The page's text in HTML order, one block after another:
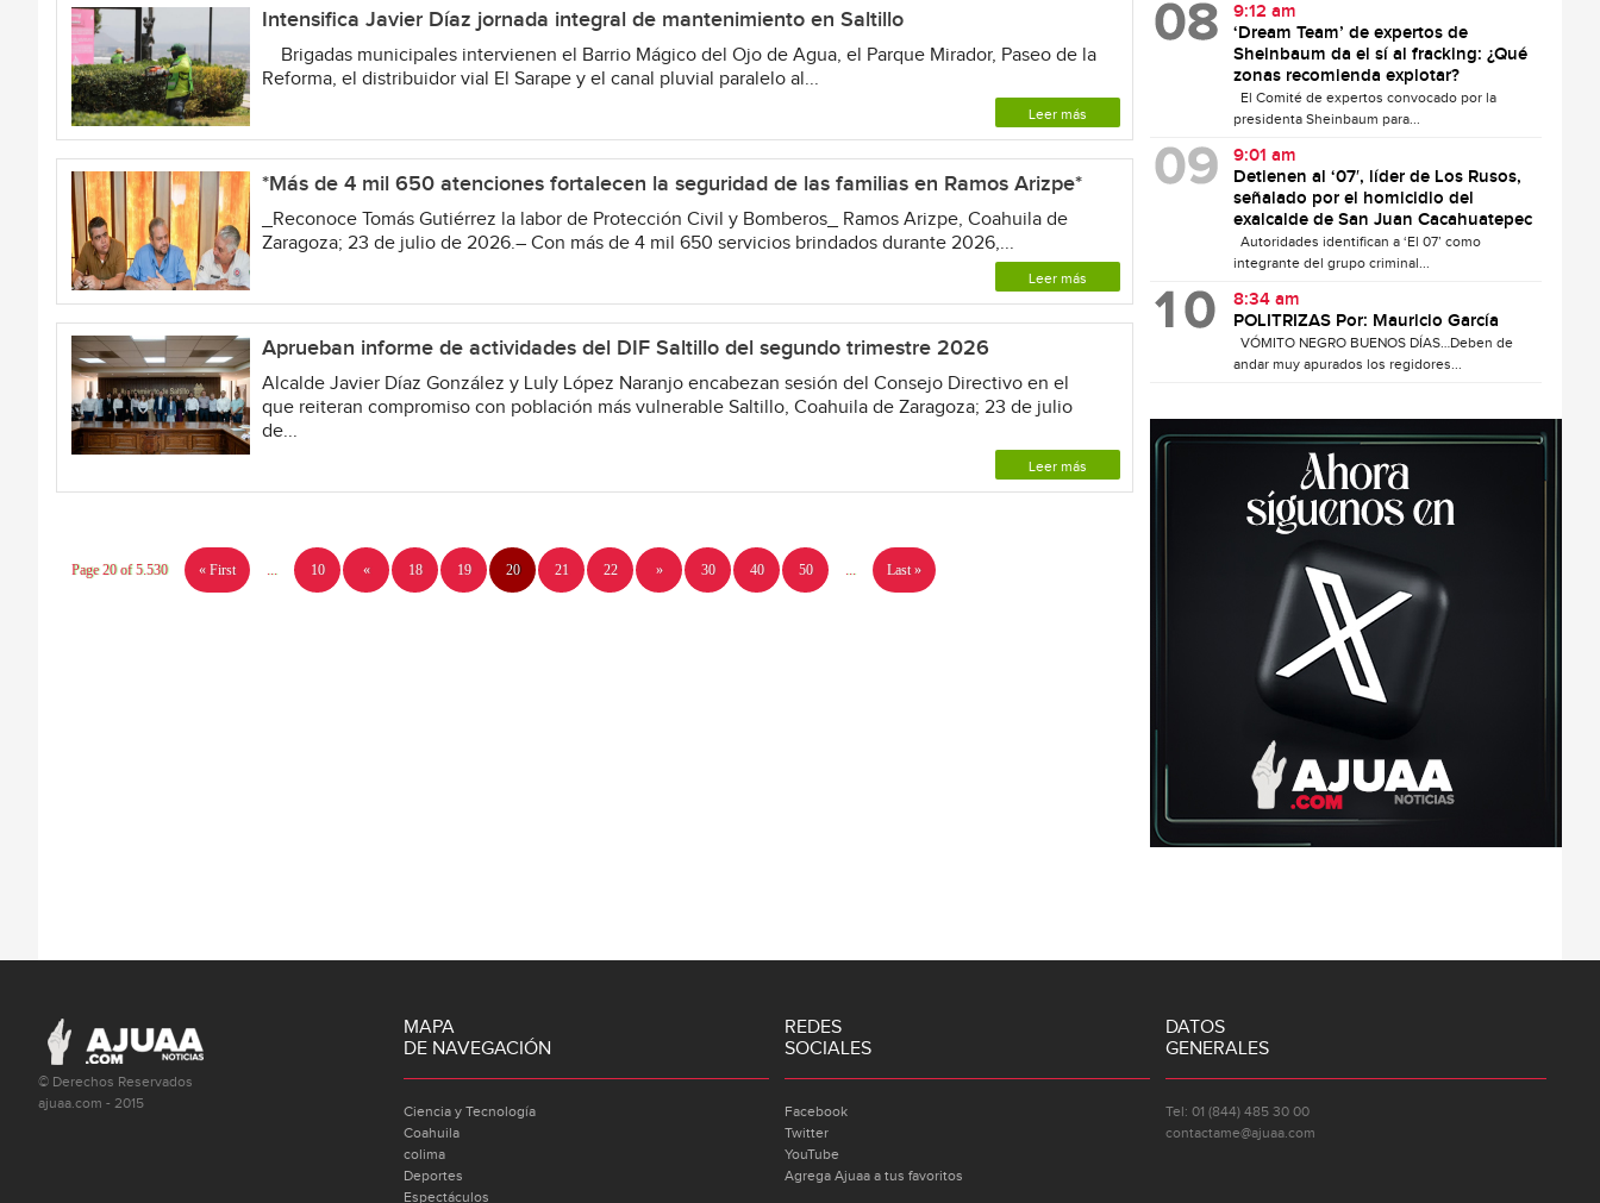
Intensifica Javier Díaz jornada integral de mantenimiento en Saltillo
Brigadas municipales intervienen el Barrio Mágico del Ojo de Agua, el Parque Mirador, Paseo de la
Reforma, el distribuidor vial El Sarape y el canal pluvial paralelo al...
Leer más
*Más de 4 mil 650 atenciones fortalecen la seguridad de las familias en Ramos Arizpe*
_Reconoce Tomás Gutiérrez la labor de Protección Civil y Bomberos_ Ramos Arizpe, Coahuila de
Zaragoza; 23 de julio de 2026.– Con más de 4 mil 650 servicios brindados durante 2026,...
Leer más
Aprueban informe de actividades del DIF Saltillo del segundo trimestre 2026
Alcalde Javier Díaz González y Luly López Naranjo encabezan sesión del Consejo Directivo en el
que reiteran compromiso con población más vulnerable Saltillo, Coahuila de Zaragoza; 23 de julio
de...
Leer más
Page 20 of 5.530 « First ... 10 « 18 19 20 21 22 » 30 40 50 ... Last »
9:12 am
‘Dream Team’ de expertos de
Sheinbaum da el sí al fracking: ¿Qué
zonas recomienda explotar?
El Comité de expertos convocado por la
presidenta Sheinbaum para...
9:01 am
Detienen al ‘07′, líder de Los Rusos,
señalado por el homicidio del
exalcalde de San Juan Cacahuatepec
Autoridades identifican a ‘El 07’ como
integrante del grupo criminal...
8:34 am
POLITRIZAS Por: Mauricio García
VÓMITO NEGRO BUENOS DÍAS…Deben de
andar muy apurados los regidores...
© Derechos Reservados
ajuaa.com - 2015
MAPA
DE NAVEGACIÓN
Ciencia y Tecnología
Coahuila
colima
Deportes
Espectáculos
REDES
SOCIALES
Facebook
Twitter
YouTube
Agrega Ajuaa a tus favoritos
DATOS
GENERALES
Tel: 01 (844) 485 30 00
contactame@ajuaa.com